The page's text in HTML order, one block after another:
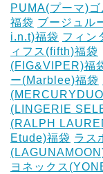
PUMA(プーマ)ゴ
福袋 ブージュル
i.n.t)福袋 フィン
ィフス(fifth)福袋
(FIG&VIPER)福
ー(Marblee)福袋
(LINGERIE
(RALPH
Etude)福袋 ラス
ヨネックス